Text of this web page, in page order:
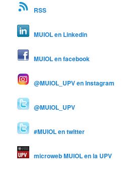
RSS
MUIOL en Linkedin
MUIOL en facebook
@MUIOL_UPV en Instagram
@MUIOL_UPV
#MUIOL en twitter
microweb MUIOL en la UPV